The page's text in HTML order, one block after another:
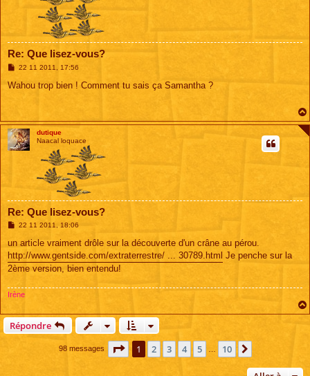
Re: Que lisez-vous?
M
s
22 11 2011, 17:56
Wahou trop bien ! Comment tu sais ça Samantha ?
dutique
Naacal loquace
Re: Que lisez-vous?
M
s
a
g
22 11 2011, 18:06
un article vraiment drôle sur la découverte d'un crâne au pérou.
http://www.gentside.com/extraterrestre/ ... 30789.html Je penche sur la
2ème version, bien entendu!
Irène
Répondre
98 messages Page 1sur10
1 2 3 4 5 10